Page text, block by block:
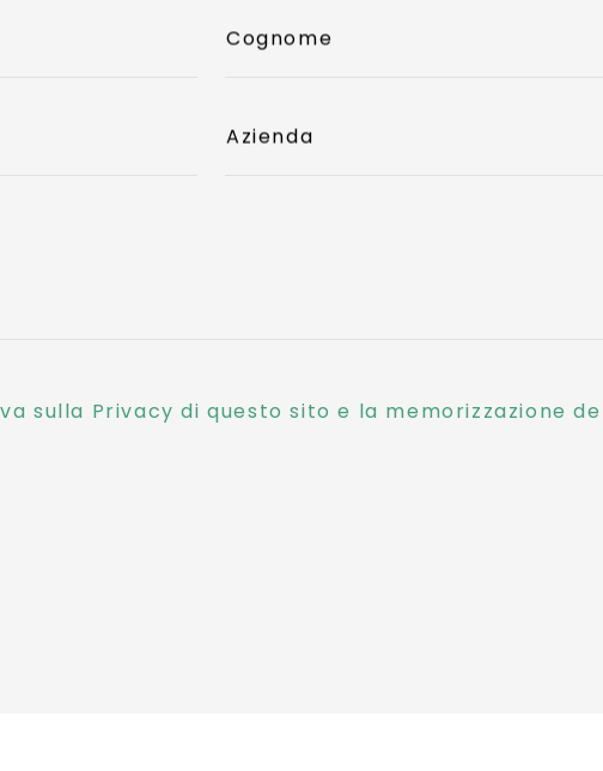
Cognome
Azienda
sulla Privacy di questo sito e la memorizzazione